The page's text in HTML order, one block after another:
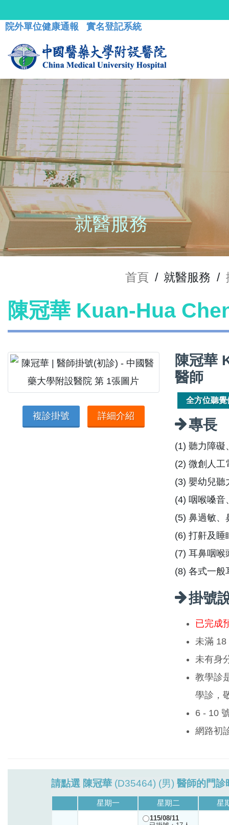
院外單位健康通報 實名登記系統
就醫服務
首頁 / 就醫服務 /
陳冠華 Kuan-Hua
複診掛號 詳細介紹
陳冠華
醫師
全方位聽覺
專長
(1) 聽力障礙
(2) 微創人工
(3) 嬰幼兒聽
(4) 咽喉嗓音
(5) 鼻過敏、
(6) 打鼾及睡
(7) 耳鼻咽喉
(8) 各式一般
掛號
已完成
未滿 18
未有身
教學診
學診，
6 - 10
網路初